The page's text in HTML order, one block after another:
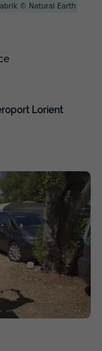
-
€
€ -20%
d'économie
Lorient